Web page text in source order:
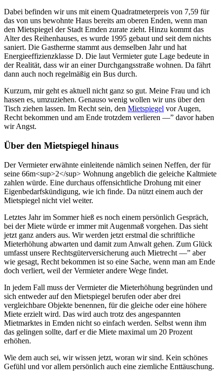
Dabei befinden wir uns mit einem Quadratmeterpreis von 7,59 für
das von uns bewohnte Haus bereits am oberen Enden, wenn man
den Mietspiegel der Stadt Emden zurate zieht. Hinzu kommt das
Alter des Reihenhauses, es wurde 1995 gebaut und seit dem nichts
saniert. Die Gastherme stammt aus demselben Jahr und hat
Energieeffizienzklasse D. Die laut Vermieter gute Lage bedeute in
der Realität, dass wir an einer Durchgangsstraße wohnen. Da fährt
dann auch noch regelmäßig ein Bus durch.
Kurzum, mir geht es aktuell nicht ganz so gut. Meine Frau und ich
hassen es, umzuziehen. Genauso wenig wollen wir uns über den
Tisch ziehen lassen. Im Recht sein, den Mietspiegel vor Augen,
Recht bekommen und am Ende trotzdem verlieren —” davor haben
wir Angst.
Über den Mietspiegel hinaus
Der Vermieter erwähnte einleitende nämlich seinen Neffen, der für
seine 66m<sup>2</sup> Wohnung angeblich die geleiche Kaltmiete
zahlen würde. Eine durchaus offensichtliche Drohung mit einer
Eigenbedarfskündigung, wie ich finde. Da nützt einem auch der
Mietspiegel nicht viel weiter.
Letztes Jahr im Sommer hieß es noch einem persönlich Gespräch,
bei der Miete würde er immer mit Augenmaß vorgehen. Das sieht
jetzt ganz anders aus. Wir werden jetzt erstmal die schriftliche
Mieterhöhung abwarten und damit zum Anwalt gehen. Zum Glück
umfasst unsere Rechtsgüterversicherung auch Mietrecht —” aber
wie gesagt, Recht bekommen ist so eine Sache, wenn man am Ende
doch verliert, weil der Vermieter andere Wege findet.
In jedem Fall muss der Vermieter die Mieterhöhung begründen und
sich entweder auf den Mietspiegel berufen oder aber drei
vergleichbare Objekte benennen, für die gleiche oder eine höhere
Miete erzielt wird. Das wird auch trotz des angespannten
Mietmarktes in Emden nicht so einfach werden. Selbst wenn ihm
das gelingen sollte, darf er die Miete maximal um 20 Prozent
erhöhen.
Wie dem auch sei, wir wissen jetzt, woran wir sind. Kein schönes
Gefühl und vor allem persönlich auch eine ziemliche Enttäuschung.